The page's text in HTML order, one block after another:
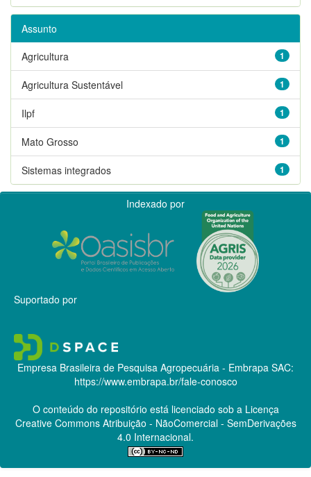
Assunto
1
Agricultura
1
Agricultura Sustentável
1
Ilpf
1
Mato Grosso
1
Sistemas integrados
Indexado por
Suportado por
Empresa Brasileira de Pesquisa Agropecuária - Embrapa SAC:
https://www.embrapa.br/fale-conosco
O conteúdo do repositório está licenciado sob a Licença
Creative CommonsAtribuição - NãoComercial - SemDerivações
4.0 Internacional.